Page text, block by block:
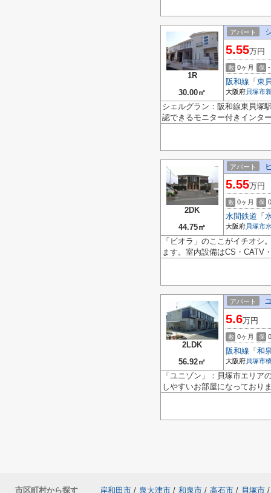
1R
30.00㎡
アパート
5.55万円
敷 0ヶ月 保 -
阪和線 「 東
大阪府貝塚市
シェルグラン：阪和線東貝塚
認できるモニター付きインタ
2DK
44.75㎡
アパート
5.55万円
敷 0ヶ月 保
水間鉄道 「
大阪府貝塚市
「ビオラ」のここがイチオ
ます。室内設備はCS・CATV
2LDK
56.92㎡
アパート
5.6万円
敷 0ヶ月 保
阪和線 「 和
大阪府貝塚市
「ユニゾン」：貝塚市エリ
しやすいお部屋になっており
市区町村から探す 岸和田市 / 泉大津市 / 和泉市 / 高石市 / 貝塚市 /